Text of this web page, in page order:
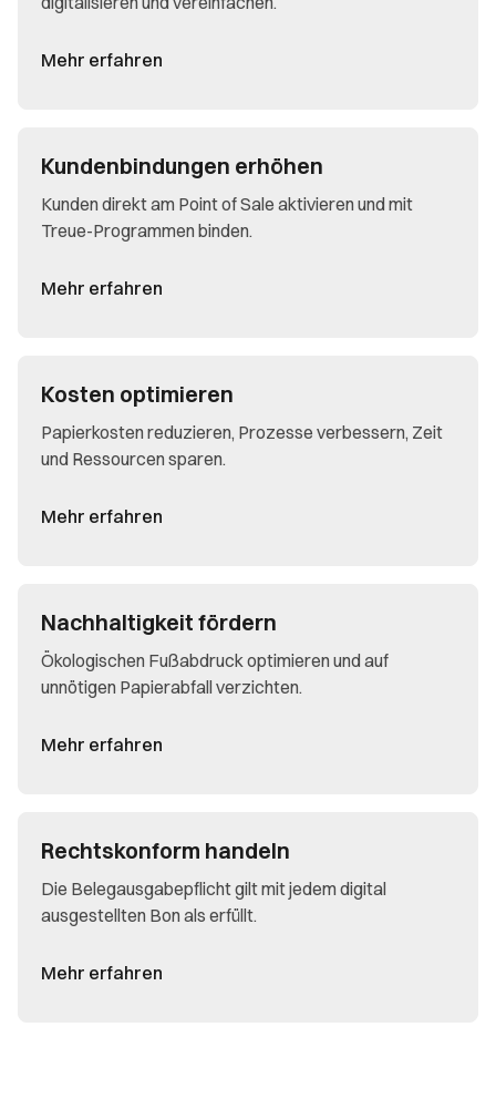
Mehr erfahren
Kundenbindungen erhöhen
Kunden direkt am Point of Sale aktivieren und mit
Treue-Programmen binden.
Mehr erfahren
Kosten optimieren
Papierkosten reduzieren, Prozesse verbessern, Zeit
und Ressourcen sparen.
Mehr erfahren
Nachhaltigkeit fördern
Ökologischen Fußabdruck optimieren und auf
unnötigen Papierabfall verzichten.
Mehr erfahren
Rechtskonform handeln
Die Belegausgabepflicht gilt mit jedem digital
ausgestellten Bon als erfüllt.
Mehr erfahren